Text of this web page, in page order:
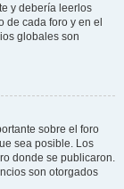
y debería leerlos
cada foro y en el
globales son
sobre el foro
sea posible. Los
donde se publicaron.
son otorgados